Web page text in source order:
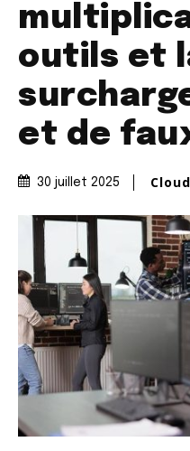
outils et
et de
30 juillet 2025